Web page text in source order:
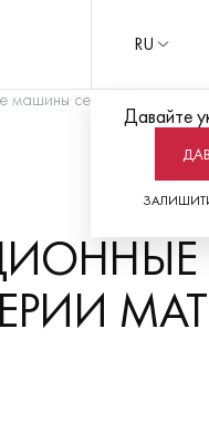
RU
Давайте
серии MAT LD1000
MAT